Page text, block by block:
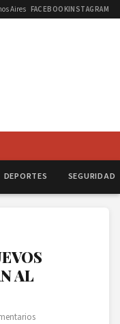
Aires FACEBOOKINSTAGRAM
DEPORTES SEGURIDAD
AL